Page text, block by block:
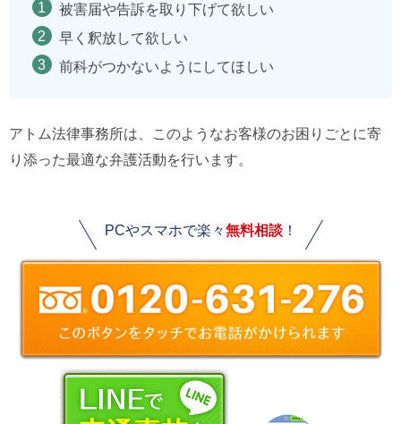
被害届や告訴を取り下げて欲しい
早く釈放して欲しい
前科がつかないようにしてほしい
アトム法律事務所は、このようなお客様のお困りごとに寄
り添った最適な弁護活動を行います。
PCやスマホで楽々無料相談！